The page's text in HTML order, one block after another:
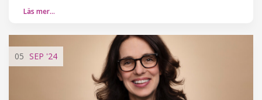
Läs mer…
05 SEP '24